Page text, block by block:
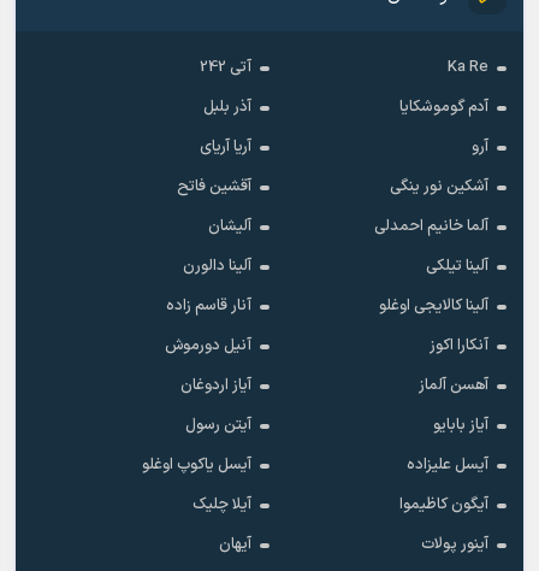
Ka Re
آتی 242
آدم گوموشکایا
آذر بلبل
آرو
آریا آریای
آشکین نور ینگی
آقشین فاتح
آلما خانیم احمدلی
آلیشان
آلینا تیلکی
آلینا دالورن
آلینا کالایجی اوغلو
آنار قاسم زاده
آنکارا اکوز
آنیل دورموش
آهسن آلماز
آیاز اردوغان
آیاز بابایو
آیتن رسول
آیسل علیزاده
آیسل یاکوپ اوغلو
آیگون کاظیموا
آیلا چلیک
آینور پولات
آیهان